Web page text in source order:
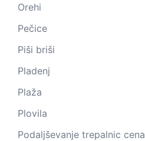
Orehi
Pečice
Piši briši
Pladenj
Plaža
Plovila
Podaljševanje trepalnic cena